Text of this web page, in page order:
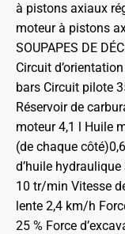
à pistons axiaux
moteur à pistons
SOUPAPES DE
Circuit
bars Circuit pilote
Réservoir de
moteur 4,1 l Huile
(de chaque
d’huile hydraulique
10 tr/min Vitesse
lente 2,4 km/h
25 % Force